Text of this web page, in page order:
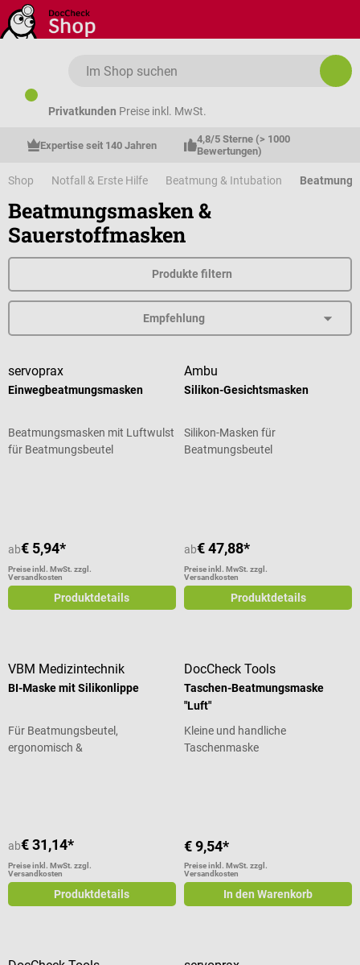
Zum Hauptinhalt springen
Privatkunden Preise inkl. MwSt.
Expertise seit 140 Jahren
4,8/5 Sterne (> 1000
Bewertungen)
Shop Notfall & Erste Hilfe Beatmung & Intubation
Beatmungsmasken &
Sauerstoffmasken
Produkte filtern
servoprax
Einwegbeatmungsmasken
Beatmungsmasken mit Luftwulst
für Beatmungsbeutel
ab€ 5,94*
Preise inkl. MwSt. zzgl.
Versandkosten
Produktdetails
Ambu
Silikon-Gesichtsmasken
Silikon-Masken für
Beatmungsbeutel
ab€ 47,88*
Preise inkl. MwSt. zzgl.
Versandkosten
Produktdetails
VBM Medizintechnik
BI-Maske mit Silikonlippe
Für Beatmungsbeutel,
ergonomisch &
ab€ 31,14*
Preise inkl. MwSt. zzgl.
Versandkosten
Produktdetails
DocCheck Tools
Taschen-Beatmungsmaske
"Luft"
Kleine und handliche
Taschenmaske
€ 9,54*
Preise inkl. MwSt. zzgl.
Versandkosten
In den Warenkorb